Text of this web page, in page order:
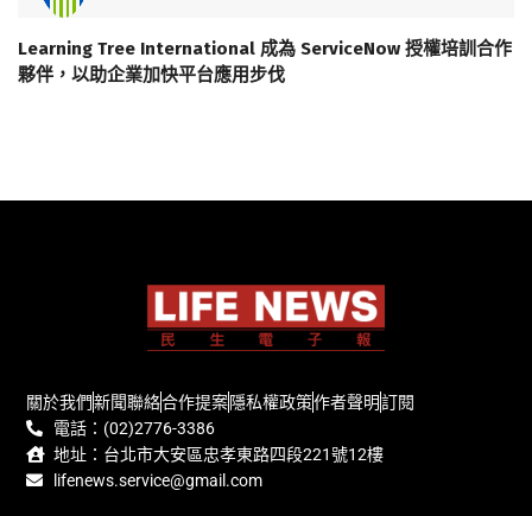
Learning Tree International 成為 ServiceNow 授權培訓合作
夥伴，以助企業加快平台應用步伐
關於我們新聞聯絡合作提案隱私權政策作者聲明訂閱
電話：(02)2776-3386
地址：台北市大安區忠孝東路四段221號12樓
lifenews.service@gmail.com